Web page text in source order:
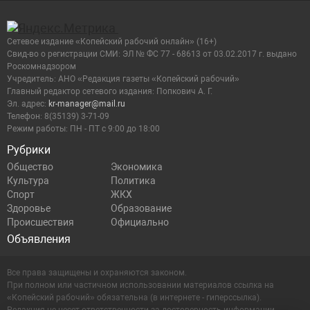
Рубрики
Общество
Экономика
Культура
Политика
Спорт
ЖКХ
Здоровье
Образование
Происшествия
Официально
Объявления
Сетевое издание «Копейский рабочий онлайн» (16+)
Cвид-во о регистрации СМИ: ЭЛ № ФС 77 - 68613 от 03.02.2017 г. выдано
Роскомнадзором
Учредитель: АНО «Редакция газеты «Копейский рабочий»
Главный редактор сетевого издания: Попкович А. Г.
Эл. адрес: kr-manager@mail.ru
Телефон: 8(35139) 3-71-09
Режим работы: ПН - ПТ с 9:00 до 18:00
Все права защищены и охраняются законом.
При полном или частичном использовании материалов ссылка на
«Копейский рабочий» обязательна (в интернете - гиперссылка).